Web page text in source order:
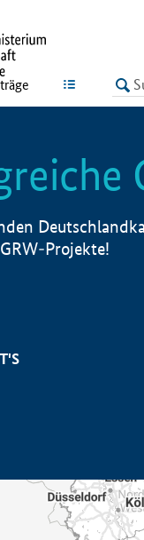
LISTE
Projekte!